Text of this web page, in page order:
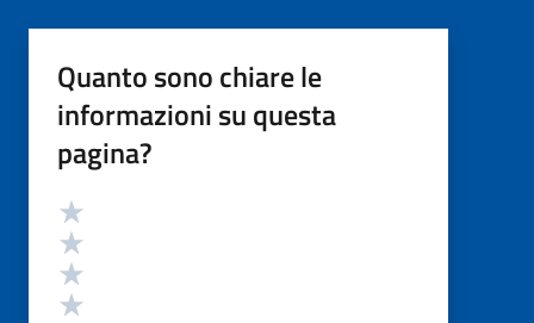
Quanto sono chiare le
informazioni su questa
pagina?
Valutazione